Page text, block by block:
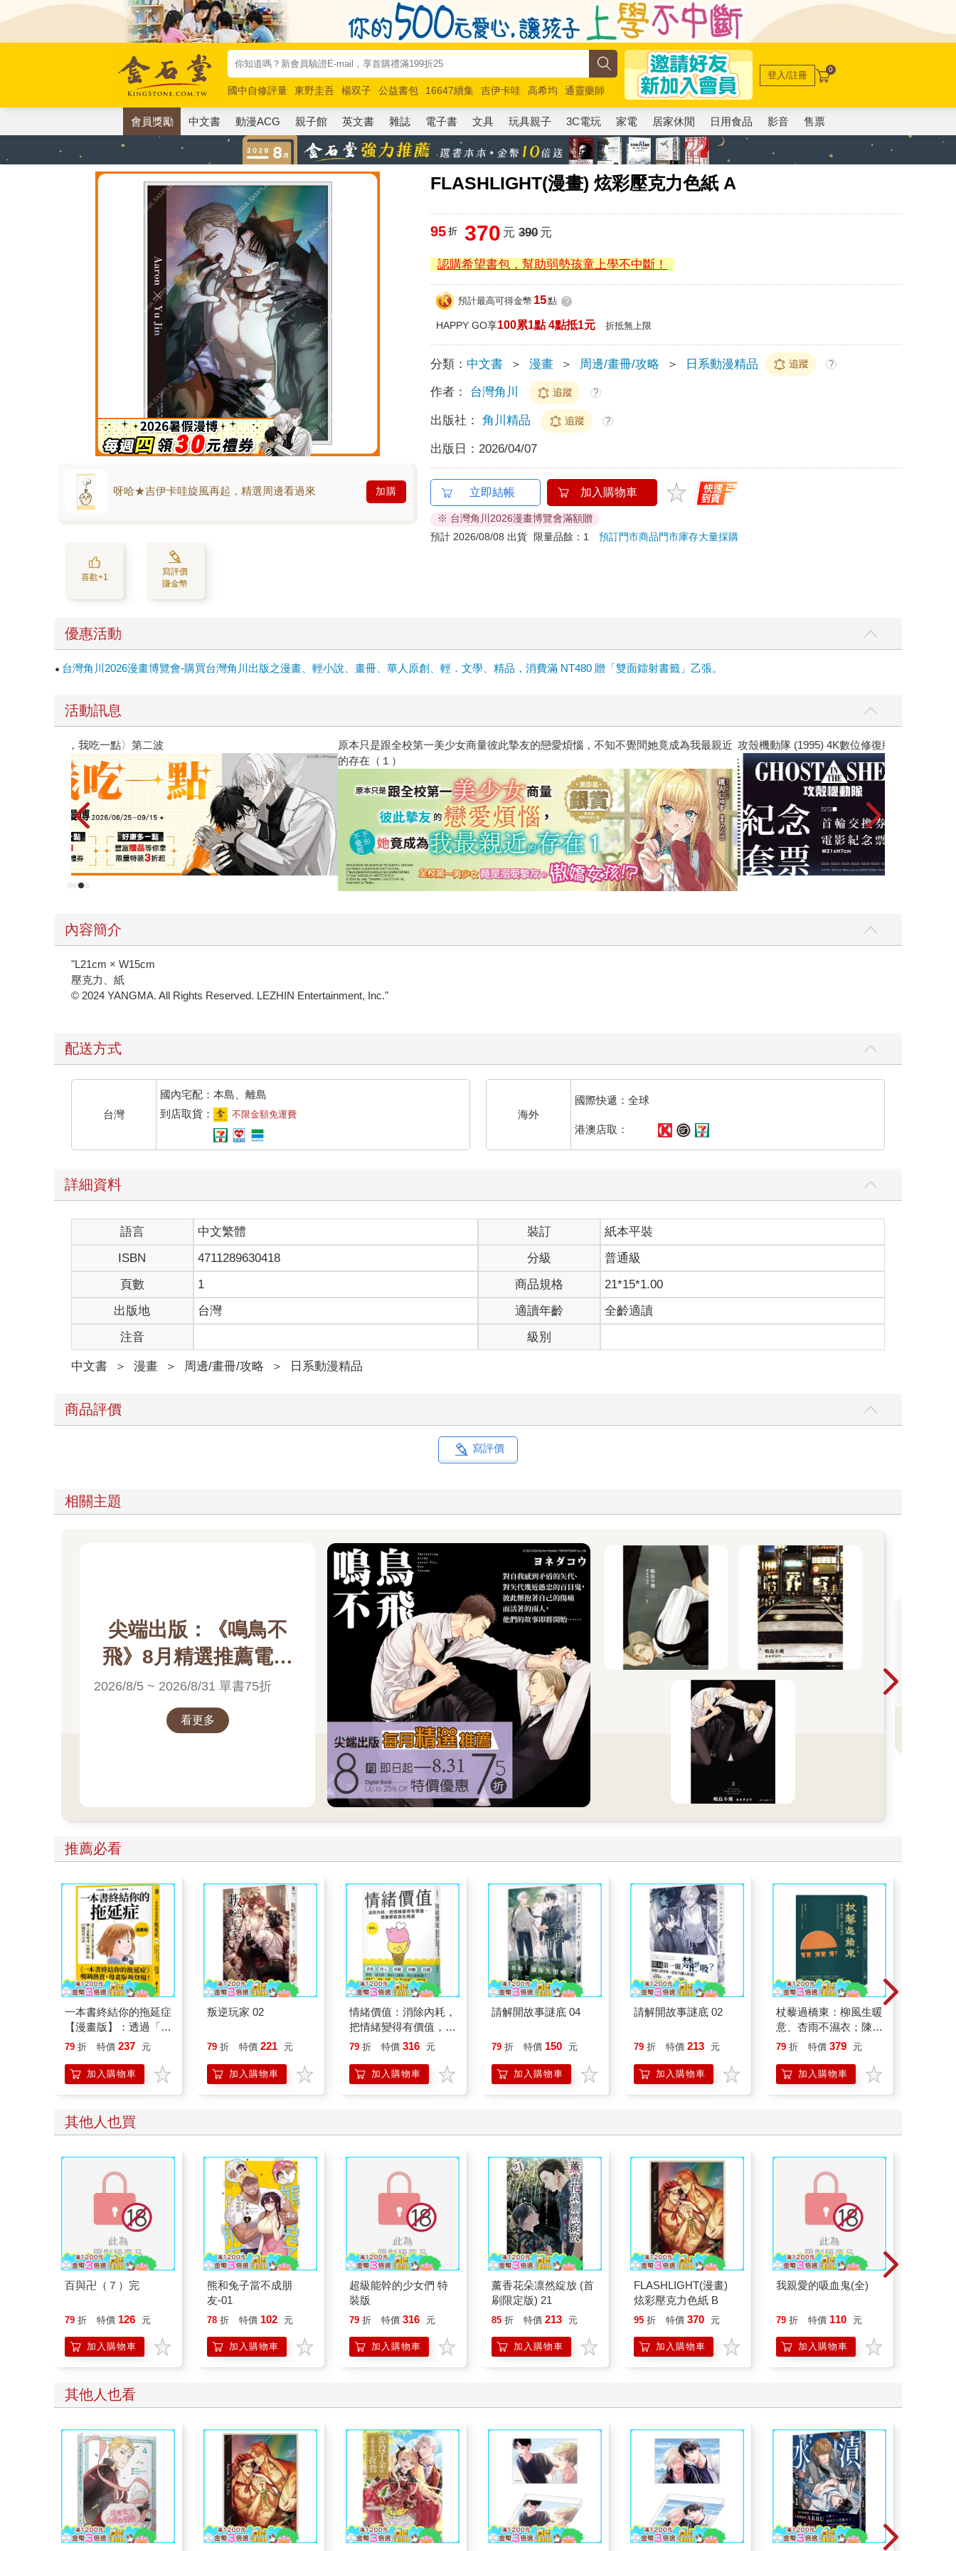
國中自修評量 東野圭吾 楊双子 公益書包 16647續集 吉伊卡哇 高希均
通靈藥師
唯紅花綻放
奧德賽 路邊攤新作 馬斯克 玩具總動員5 超慢跑
登入/註冊 0
會員獎勵 中文書 動漫ACG 親子館 英文書 雜誌 電子書 文具 玩具親子 3C電玩 家電 居家休閒 日用食品 影音 售票
FLASHLIGHT(漫畫) 炫彩壓克力色紙 A
呀哈★吉伊卡哇旋風再起，精選周邊看過來 加購
喜歡+1
寫評價
賺金幣
95 折 370 元 390元
認購希望書包，幫助弱勢孩童上學不中斷！
預計最高可得金幣 15點 ?
HAPPY GO享100累1點 4點抵1元 折抵無上限
分類： 中文書 ＞ 漫畫 ＞ 周邊/畫冊/攻略 ＞ 日系動漫精品 追蹤 ?
作者： 台灣角川 追蹤 ?
出版社： 角川精品 追蹤 ?
出版日： 2026/04/07
立即結帳 加入購物車
※ 台灣角川2026漫畫博覽會滿額贈
預計 2026/08/08 出貨
限量品餘：1預訂門市商品門市庫存大量採購
優惠活動
台灣角川2026漫畫博覽會-購買台灣角川出版之漫畫、輕小說、畫冊、華人原創、輕．文學、精品，消費滿 NT480 贈「雙面鐳射書籤」乙張。
活動訊息
原本只是跟全校第一美少女商量彼此摯友的戀愛煩惱，不知不覺間她竟成為我最親近
的存在（１）
攻殼機動隊 (1995) 4K數位修復版 黃色書刊回來了
內容簡介
"L21cm × W15cm
壓克力、紙
© 2024 YANGMA. All Rights Reserved. LEZHIN Entertainment, Inc."
配送方式
台灣
國內宅配：本島、離島
到店取貨：
不限金額免運費 海外
國際快遞：全球
港澳店取：
詳細資料
語言 中文繁體 裝訂
紙本平裝
ISBN
4711289630418 分級
普通級
頁數
1 商品規格
21*15*1.00
出版地
台灣 適讀年齡
全齡適讀
注音
級別
中文書 ＞ 漫畫 ＞ 周邊/畫冊/攻略 ＞ 日系動漫精品
商品評價
寫評價
相關主題
尖端出版：《鳴鳥不
飛》8月精選推薦電子
書展
2026/8/5 ~ 2026/8/31 單書75折
看更多
推薦必看
一本書終結你的拖延症
【漫畫版】：透過「小
行動」打開大腦的行動
「行動派」的37個科
學方法
79 折 特價 237 元
加入購物車
叛逆玩家 02
79 折 特價 221 元
加入購物車
情緒價值：消除內耗，
把情緒變得有價值，跟
誰都能自在相處
79 折 特價 316 元
加入購物車
請解開故事謎底 04
79 折 特價 150 元
加入購物車
請解開故事謎底 02
79 折 特價 213 元
加入購物車
杖藜過橋東：柳風生暖
意、杏雨不濕衣；陳亮
恭談以心轉境的適齡漫
79 折 特價 379 元
加入購物車
其他人也買
百與卍（７）完
79 折 特價 126 元
加入購物車
熊和兔子當不成朋
友-01
78 折 特價 102 元
加入購物車
超級能幹的少女們 特
裝版
79 折 特價 316 元
加入購物車
薰香花朵凛然綻放 (首
刷限定版) 21
85 折 特價 213 元
加入購物車
FLASHLIGHT(漫畫)
炫彩壓克力色紙 B
95 折 特價 370 元
加入購物車
我親愛的吸血鬼(全)
79 折 特價 110 元
加入購物車
其他人也看